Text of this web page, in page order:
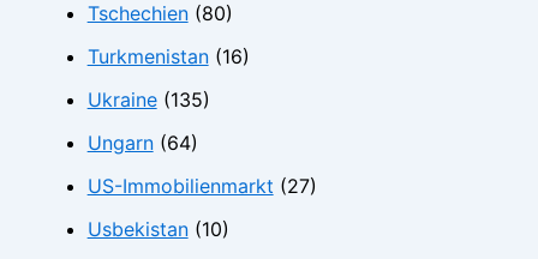
Tschechien(80)
Turkmenistan(16)
Ukraine(135)
Ungarn(64)
US-Immobilienmarkt (27)
Usbekistan(10)